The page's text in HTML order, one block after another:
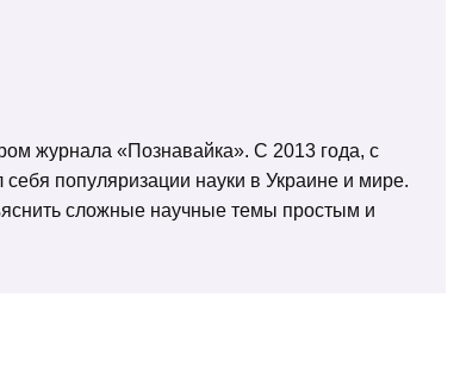
журнала «Познавайка». С 2013 года, с
популяризации науки в Украине и мире.
сложные научные темы простым и